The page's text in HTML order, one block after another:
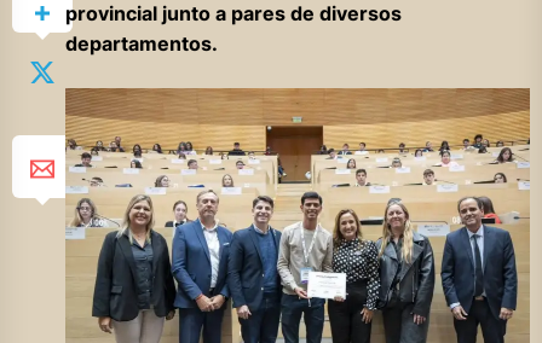
provincial junto a pares de diversos
departamentos.